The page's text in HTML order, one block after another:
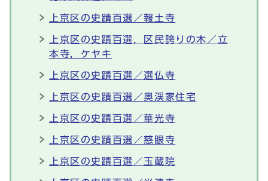
上京区の史蹟百選／報土寺
上京区の史蹟百選，区民誇りの木／立
本寺，ケヤキ
上京区の史蹟百選／選仏寺
上京区の史蹟百選／奥渓家住宅
上京区の史蹟百選／華光寺
上京区の史蹟百選／慈眼寺
上京区の史蹟百選／玉蔵院